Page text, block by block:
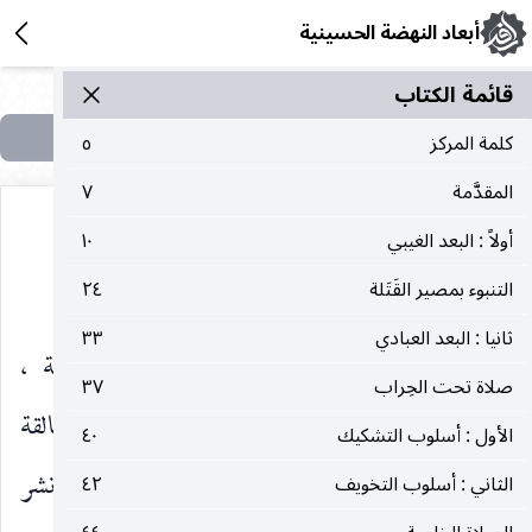
أبعاد النهضة الحسينية
قائمة الکتاب
كلمة المركز
٥
المقدَّمة
٧
أولاً : البعد الغيبي
١٠
التنبوء بمصير القَتَلة
٢٤
ثانيا : البعد العبادي
٣٣
صلاة تحت الحِراب
٣٧
الأول : أسلوب التشكيك
٤٠
الثاني : أسلوب التخويف
٤٢
خامسا : البعد الإعلامي
سخرت قوى الخير الإعلام لنشر المبادئ الحقة ،
والدعوات الصادقة ، وإزالة الكثير من الشبهات العالقة
في عقول الناس ، وبالمقابل استغلته قوى الشر من أجل نشر